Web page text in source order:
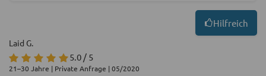
Hilfreich
Laid G.
5.0 / 5
21–30 Jahre | Private Anfrage | 05/2020